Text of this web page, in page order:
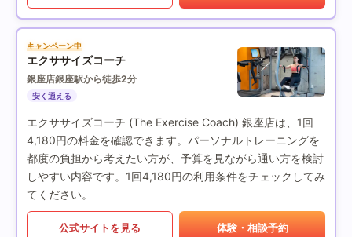
キャンペーン中
エクササイズコーチ
銀座店銀座駅から徒歩2分
安く通える
エクササイズコーチ (The Exercise Coach) 銀座店は、1回
4,180円の料金を確認できます。パーソナルトレーニングを
都度の負担から考えたい方が、予算を見ながら通い方を検討
しやすい内容です。1回4,180円の利用条件をチェックしてみ
てください。
公式サイトを見る 体験・相談予約